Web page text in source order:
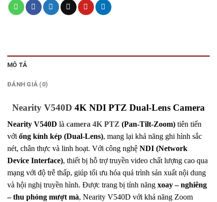
MÔ TẢ
ĐÁNH GIÁ (0)
Nearity V540D 4K NDI PTZ Dual-Lens Camera
Nearity V540D là camera 4K PTZ (Pan-Tilt-Zoom) tiên tiến
với ống kính kép (Dual-Lens), mang lại khả năng ghi hình sắc
nét, chân thực và linh hoạt. Với công nghệ NDI (Network
Device Interface), thiết bị hỗ trợ truyền video chất lượng cao qua
mạng với độ trễ thấp, giúp tối ưu hóa quá trình sản xuất nội dung
và hội nghị truyền hình. Được trang bị tính năng xoay – nghiêng
– thu phóng mượt mà, Nearity V540D với khả năng Zoom